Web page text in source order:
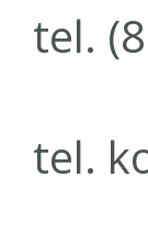
tel.
tel.